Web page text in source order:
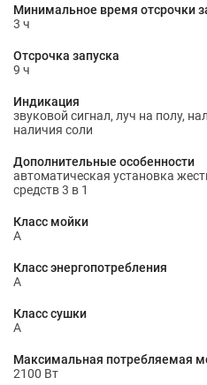
Минимальное время отсрочки
3 ч
Отсрочка запуска
9 ч
Индикация
звуковой сигнал, луч на полу,
наличия соли
Дополнительные особенности
автоматическая установка
средств 3 в 1
Класс мойки
A
Класс энергопотребления
A
Класс сушки
A
Максимальная потребляемая
2100 Вт